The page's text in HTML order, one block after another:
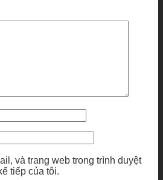
và trang web trong trình duyệt
tiếp của tôi.